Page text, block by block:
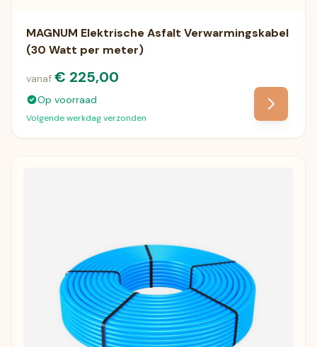
MAGNUM Elektrische Asfalt Verwarmingskabel
(30 Watt per meter)
vanaf € 225,00
Op voorraad
Volgende werkdag verzonden